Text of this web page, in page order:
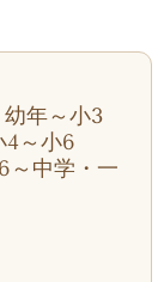
幼年～小3
4～小6
～中学・一